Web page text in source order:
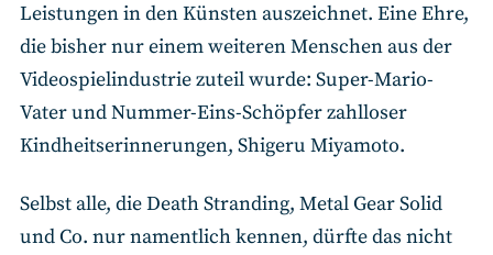
Leistungen in den Künsten auszeichnet. Eine Ehre,
die bisher nur einem weiteren Menschen aus der
Videospielindustrie zuteil wurde: Super-Mario-
Vater und Nummer-Eins-Schöpfer zahlloser
Kindheitserinnerungen, Shigeru Miyamoto.
Selbst alle, die Death Stranding, Metal Gear Solid
und Co. nur namentlich kennen, dürfte das nicht